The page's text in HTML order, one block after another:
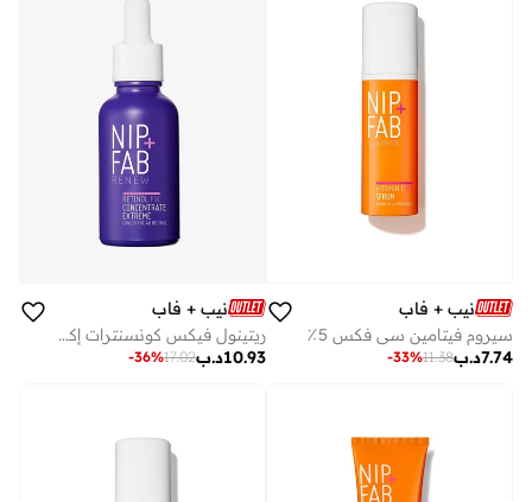
نيب + فاب
سيروم فيتامين سي فكس 5٪
د.ب7.74
11.38
-33%
نيب + فاب
ريتينول فيكس كونسنترات إكستريم
د.ب10.93
17.02
-36%